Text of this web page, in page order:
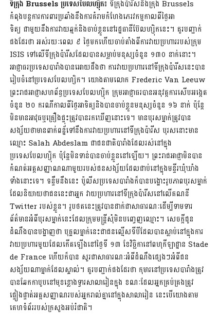
ទីក្រុង Brussels ប្រទេសបែលហ្ស៊ិក៖ ទីក្រុងប៉ារីសនិងក្រុង Brussels
កំពុងបន្តការការពារប្រឆាំងនឹងការគំរាមកំហែងភេរវកម្មកាលពីថ្ងៃអា
ទិត្យ ជាមួយនឹងការវាយឆ្មក់និងចាប់ខ្លួននៅរដ្ឋធានីប៊ែលហ្ស៊ិកនេះ។ គួរបញ្ជាក់
ផងដែរថា អស់រយៈពេល ៩ ថ្ងៃមកហើយចាប់តាំងពីការវាយប្រហាររបស់ក្រុម
ISIS ទៅលើទីក្រុងប៉ារីសដែលបានសម្លាប់មនុស្សចំនួន ១៣០ នាក់នោះ។
អាជ្ញាធរប្រទេសបារាំងបានអោយដឹងថា ការវាយប្រហារនៅទីក្រុងប៉ារីសនេះបាន
រៀបចំនៅប្រទេសបែលហ្សិក។ យោងតាមលោក Frederic Van Leeuw
ព្រះរាជអាជ្ញាសហព័ន្ធប្រទេសបែលហ្ស៊ិក ក្រុមអាជ្ញាធរបានអនុវត្តការសើបអង្កេត
ចំនួន ២០ ករណីកាលពីថ្ងៃអាទិត្យនិងបានចាប់ខ្លួនមនុស្សចំនួន ១៦ នាក់ ប៉ុន្តែ
មិនមានអាវុធឬគ្រឿងផ្ទុះត្រូវបានរកឃើញនោះទេ។ មានបុរសម្នាក់ត្រូវបាន
សង្ស័យថាមានពាក់ពន្ឋ័ទៅនឹងការវាយប្រហារនៅទីក្រុងប៉ារីស បុរសនោះមាន
ឈ្មោះ Salah Abdeslam ជាជនជាតិបារាំងដែលរស់នៅក្នុង
ប្រទេសបែលហ្ស៊ិក ប៉ុន្តែមិនទាន់បានចាប់ខ្លួននៅឡើយ។ ព្រះរាជអាជ្ញាមិនបាន
កំណត់អត្តសញ្ញាណណាមួយរបស់ជនសង្ស័យដែលជាប់នៅក្នុងមន្ទីរឃុំឃាំង
ទាំងនោះទេ។ ទន្ទឹមនឹងនេះ ប៉ូលីសប្រទេសបារាំងក៏បានបង្ហោះរូបភាពបុរសម្នាក់
ដែលនិយាយថាជននេះជាអ្នក វាយប្រហារនៅទីក្រុងប៉ារីសនៅលើគណនី
Twitter របស់ខ្លួន។ រូបថតនេះត្រូវបានដាក់ជាសាធារណៈដើម្បីទាមទារ
ព័ត៌មានអំពីបុរសម្នាក់នេះដែលក្រុមមន្រ្តីសុំមិនបញ្ចេញឈ្មោះ។ សេចក្តីជូន
ដំណឹងបានបង្ហាញថា បុគ្គលម្នាក់នេះជាជនល្មើសទីបីដែលបានស្លាប់នៅក្នុងការ
វាយប្រហារមួយដែលកើតឡើងនៅថ្ងៃទី ១៣ ខែវិច្ឆិកានៅពហុកីឡាដ្ឋាន Stade
de France ហើយក៏បាន សួរជាសាធារណៈអំពីដំណឹងផ្សេងៗអំពីជន
សង្ស័យណាម្នាក់ដែលស្គាល់។ គួរបញ្ជាក់ផងដែរថា កុមារនៅប្រទេសបារាំងត្រូវ
បានឆែកកាបូបនៅមុខខ្លោងទ្វារសាលារៀនក្នុង ខណៈដែលអ្នកគ្រប់គ្រងត្រូវ
ផ្ទៀងផ្ទាត់អត្តសញ្ញាណរបស់អ្នករាល់គ្នានៅក្នុងសាលារៀន នេះបើយោងតាម
គេហទំព័ររបស់ក្រសួងអប់រំជាតិ។